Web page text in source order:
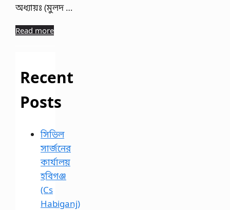
অধ্যায়ঃ (মুলদ …
Read more
Recent
Posts
সিভিল
সার্জনের
কার্যালয়
হবিগঞ্জ
(Cs
Habiganj)